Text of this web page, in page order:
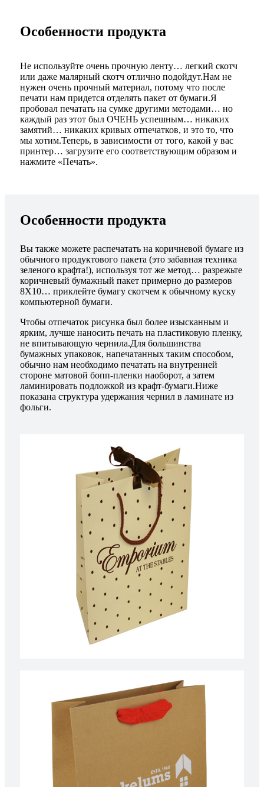
Особенности продукта
Не используйте очень прочную ленту… легкий скотч
или даже малярный скотч отлично подойдут.Нам не
нужен очень прочный материал, потому что после
печати нам придется отделять пакет от бумаги.Я
пробовал печатать на сумке другими методами… но
каждый раз этот был ОЧЕНЬ успешным… никаких
замятий… никаких кривых отпечатков, и это то, что
мы хотим.Теперь, в зависимости от того, какой у вас
принтер… загрузите его соответствующим образом и
нажмите «Печать».
Особенности продукта
Вы также можете распечатать на коричневой бумаге из
обычного продуктового пакета (это забавная техника
зеленого крафта!), используя тот же метод… разрежьте
коричневый бумажный пакет примерно до размеров
8X10… приклейте бумагу скотчем к обычному куску
компьютерной бумаги.
Чтобы отпечаток рисунка был более изысканным и
ярким, лучше наносить печать на пластиковую пленку,
не впитывающую чернила.Для большинства
бумажных упаковок, напечатанных таким способом,
обычно нам необходимо печатать на внутренней
стороне матовой бопп-пленки наоборот, а затем
ламинировать подложкой из крафт-бумаги.Ниже
показана структура удержания чернил в ламинате из
фольги.